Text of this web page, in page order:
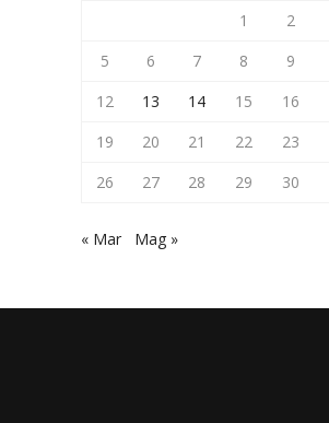
1 2
5
6 7 8 9
12
13 14 15 16
19
20 21 22 23
26
27 28 29 30
« Mar Mag »